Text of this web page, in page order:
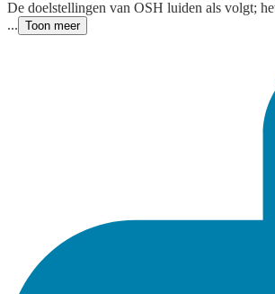
De doelstellingen van OSH luiden als volgt;
... Toon meer